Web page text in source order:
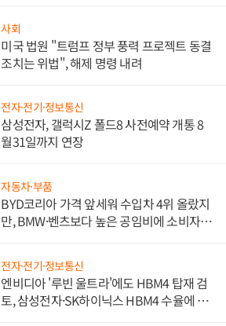
사회
미국 법원 "트럼프 정부 풍력 프로젝트 동결
조치는 위법", 해제 명령 내려
전자·전기·정보통신
삼성전자, 갤럭시Z 폴드8 사전예약 개통 8
월31일까지 연장
자동차·부품
BYD코리아 가격 앞세워 수입차 4위 올랐지
만, BMW·벤츠보다 높은 공임비에 소비자
전자·전기·정보통신
엔비디아 '루빈 울트라'에도 HBM4 탑재 검
토, 삼성전자·SK하이닉스 HBM4 수율에 주